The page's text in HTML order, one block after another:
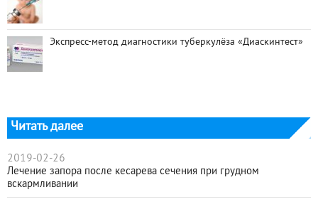
Экспресс-метод диагностики туберкулёза «Диаскинтест»
Читать далее
2019-02-26
Лечение запора после кесарева сечения при грудном
вскармливании